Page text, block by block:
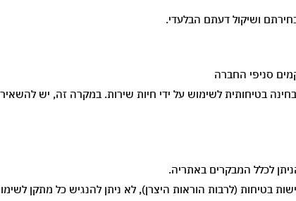
ושיקול דעתם הבלעדי.
סניפי החברה
בטיחותית לשימוש על ידי חיות שירות. במקרה זה, יש
לכלל המבקרים באתריה.
בטיחות (לרבות הוראות היצרן), לא ניתן להנגיש כל מתקן